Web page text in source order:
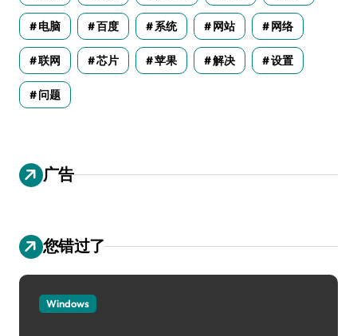
电脑 百度 系统 网站 网络
联网 芯片 苹果 解决 设置
问题
广告
您错过了
Windows